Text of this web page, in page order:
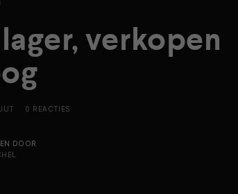
verkopen
0 REACTIES
DOOR